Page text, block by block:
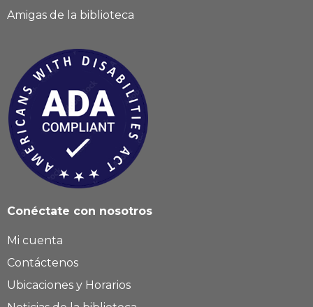
Amigas de la biblioteca
Conéctate con nosotros
Mi cuenta
Contáctenos
Ubicaciones y Horarios